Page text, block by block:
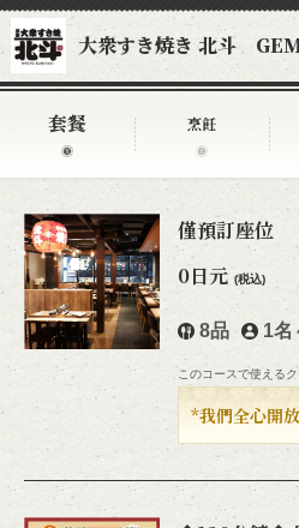
大衆すき焼き 北斗
套餐 烹飪
僅預訂座位
0日元 (税込)
8品 1名
このコースで使える
*我們全心開放